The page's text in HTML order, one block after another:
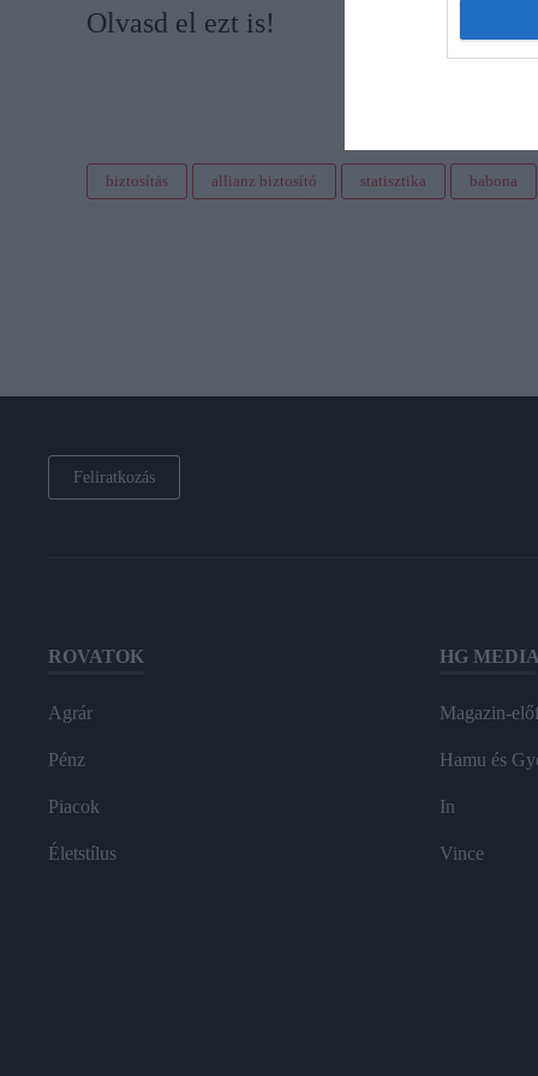
Olvasd el ezt is!
biztosítás allianz biztosító statisztika babona
Feliratkozás
ROVATOK
Agrár
Pénz
Piacok
Életstílus
HG MEDIA
Magazin-
Hamu és
In
Vince